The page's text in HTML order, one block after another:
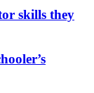
skills they